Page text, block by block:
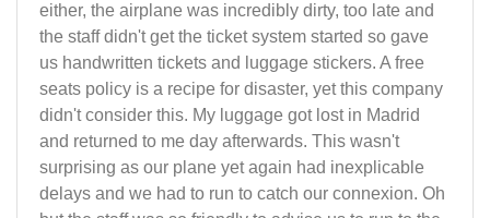
either, the airplane was incredibly dirty, too late and
the staff didn't get the ticket system started so gave
us handwritten tickets and luggage stickers. A free
seats policy is a recipe for disaster, yet this company
didn't consider this. My luggage got lost in Madrid
and returned to me day afterwards. This wasn't
surprising as our plane yet again had inexplicable
delays and we had to run to catch our connexion. Oh